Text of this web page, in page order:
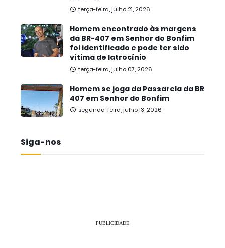
terça-feira, julho 21, 2026
Homem encontrado às margens
da BR-407 em Senhor do Bonfim
foi identificado e pode ter sido
vítima de latrocínio
terça-feira, julho 07, 2026
Homem se joga da Passarela da BR
407 em Senhor do Bonfim
segunda-feira, julho 13, 2026
Siga-nos
PUBLICIDADE